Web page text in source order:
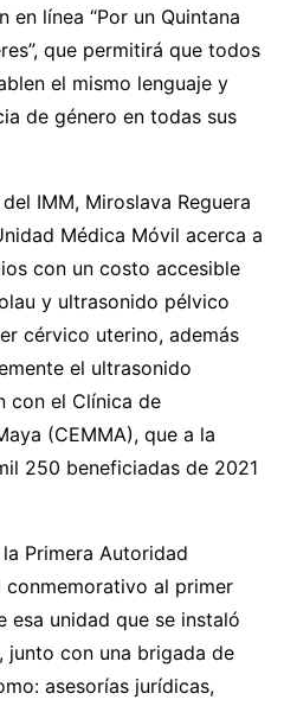
línea “Por un Quintana
que permitirá que todos
el mismo lenguaje y
de género en todas sus
IMM, Miroslava Reguera
Médica Móvil acerca a
con un costo accesible
y ultrasonido pélvico
cérvico uterino, además
el ultrasonido
con el Clínica de
(CEMMA), que a la
250 beneficiadas de 2021
Primera Autoridad
al primer
esa unidad que se instaló
junto con una brigada de
asesorías jurídicas,